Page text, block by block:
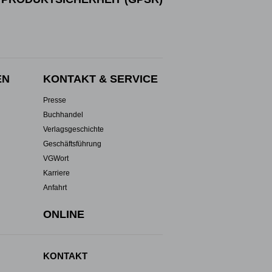
KONTAKT & SERVICE
Presse
Buchhandel
Verlagsgeschichte
Geschäftsführung
VGWort
Karriere
Anfahrt
ONLINE
KONTAKT